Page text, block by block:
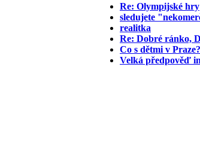
Re: Olympijské hry
sledujete
realitka
Re: Dobré ránko,
Co s dětmi v Praze?
Velká předpověď